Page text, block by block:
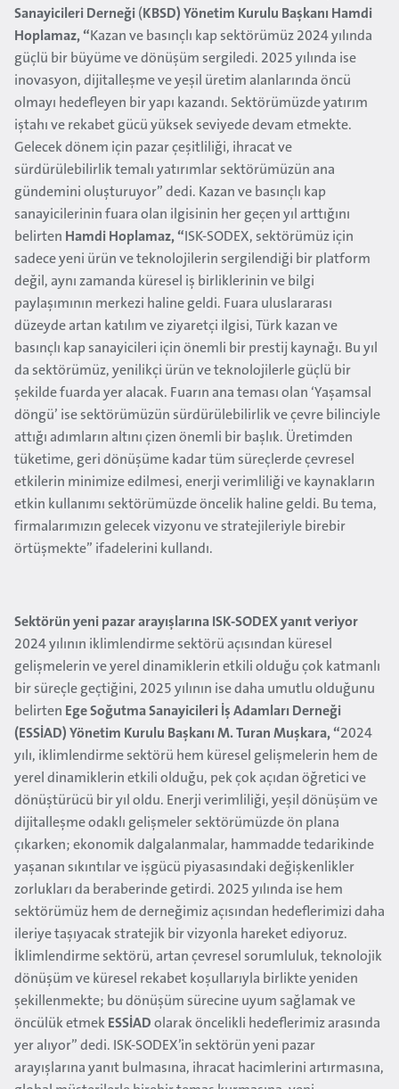
Sanayicileri Derneği ( KBSD) Yönetim Kurulu Başkanı Hamdi
Hoplamaz, “ Kazan ve basınçlı kap sektörümüz 2024 yılında
güçlü bir büyüme ve dönüşüm sergiledi. 2025 yılında ise
inovasyon, dijitalleşme ve yeşil üretim alanlarında öncü
olmayı hedefleyen bir yapı kazandı. Sektörümüzde yatırım
iştahı ve rekabet gücü yüksek seviyede devam etmekte.
Gelecek dönem için pazar çeşitliliği, ihracat ve
sürdürülebilirlik temalı yatırımlar sektörümüzün ana
gündemini oluşturuyor” dedi. Kazan ve basınçlı kap
sanayicilerinin fuara olan ilgisinin her geçen yıl arttığını
belirten Hamdi Hoplamaz, “ ISK-SODEX, sektörümüz için
sadece yeni ürün ve teknolojilerin sergilendiği bir platform
değil, aynı zamanda küresel iş birliklerinin ve bilgi
paylaşımının merkezi haline geldi. Fuara uluslararası
düzeyde artan katılım ve ziyaretçi ilgisi, Türk kazan ve
basınçlı kap sanayicileri için önemli bir prestij kaynağı. Bu yıl
da sektörümüz, yenilikçi ürün ve teknolojilerle güçlü bir
şekilde fuarda yer alacak. Fuarın ana teması olan ‘Yaşamsal
döngü’ ise sektörümüzün sürdürülebilirlik ve çevre bilinciyle
attığı adımların altını çizen önemli bir başlık. Üretimden
tüketime, geri dönüşüme kadar tüm süreçlerde çevresel
etkilerin minimize edilmesi, enerji verimliliği ve kaynakların
etkin kullanımı sektörümüzde öncelik haline geldi. Bu tema,
firmalarımızın gelecek vizyonu ve stratejileriyle birebir
örtüşmekte” ifadelerini kullandı.
Sektörün yeni pazar arayışlarına ISK-SODEX yanıt veriyor
2024 yılının iklimlendirme sektörü açısından küresel
gelişmelerin ve yerel dinamiklerin etkili olduğu çok katmanlı
bir süreçle geçtiğini, 2025 yılının ise daha umutlu olduğunu
belirten Ege Soğutma Sanayicileri İş Adamları Derneği
(ESSİAD) Yönetim Kurulu Başkanı M. Turan Muşkara, “2024
yılı, iklimlendirme sektörü hem küresel gelişmelerin hem de
yerel dinamiklerin etkili olduğu, pek çok açıdan öğretici ve
dönüştürücü bir yıl oldu. Enerji verimliliği, yeşil dönüşüm ve
dijitalleşme odaklı gelişmeler sektörümüzde ön plana
çıkarken; ekonomik dalgalanmalar, hammadde tedarikinde
yaşanan sıkıntılar ve işgücü piyasasındaki değişkenlikler
zorlukları da beraberinde getirdi. 2025 yılında ise hem
sektörümüz hem de derneğimiz açısından hedeflerimizi daha
ileriye taşıyacak stratejik bir vizyonla hareket ediyoruz.
İklimlendirme sektörü, artan çevresel sorumluluk, teknolojik
dönüşüm ve küresel rekabet koşullarıyla birlikte yeniden
şekillenmekte; bu dönüşüm sürecine uyum sağlamak ve
öncülük etmek ESSİAD olarak öncelikli hedeflerimiz arasında
yer alıyor” dedi. ISK-SODEX’in sektörün yeni pazar
arayışlarına yanıt bulmasına, ihracat hacimlerini artırmasına,